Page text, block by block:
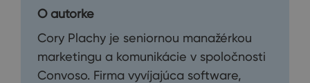
O autorke
Cory Plachy je seniornou manažérkou
marketingu a komunikácie v spoločnosti
Convoso. Firma vyvíjajúca software,